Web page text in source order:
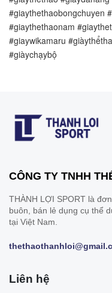
#giaythethaobongchuyen
#giaythethaonam
#giaywikamaru
#giàychạybộ
CÔNG TY TNHH
THÀNH LỢI SPORT là
buôn, bán lẻ dụng cụ thể
tại Việt Nam.
Liên hệ